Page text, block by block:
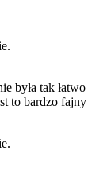
była tak łatwo
to bardzo fajny